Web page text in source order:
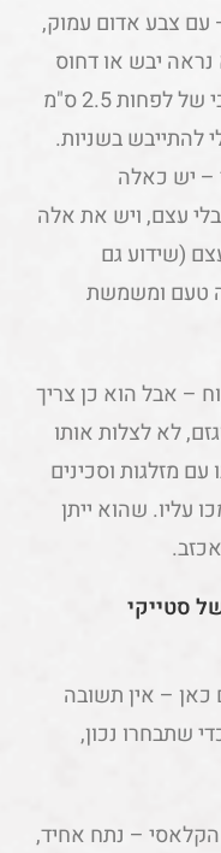
עם צבע אדום עמוק,
יבש או דחוס
מדי. אצל הקצב, תבקשו נתח בעובי של לפחות 2.5 ס"מ
להתייבש בשניות.
– יש כאלה
עצם, ויש את אלה
(שידוע גם
טעם ומשמשת
– אבל הוא כן צריך
לא לצלות אותו
מזלגות וסכינים
עליו. שהוא ייתן
סטייקי
כאן – אין תשובה
שתבחרו נכון,
– נתח אחיד,